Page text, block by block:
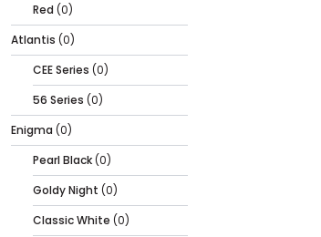
Red (0)
Atlantis (0)
CEE Series (0)
56 Series (0)
Enigma (0)
Pearl Black (0)
Goldy Night (0)
Classic White (0)